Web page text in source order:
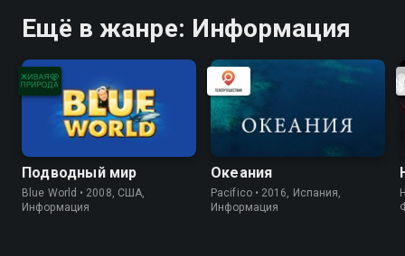
Ещё в жанре: Информация
Подводный мир
Blue World • 2008, США,
Информация
Океания
Pacifico • 2016, Испания,
Информация